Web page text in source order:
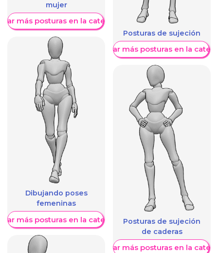
mujer
más posturas en la categoría
Dibujando poses
femeninas
más posturas en la categoría
Posturas de sujeción
Mostrar más posturas en la
Posturas de sujeción
de caderas
Mostrar más posturas en la